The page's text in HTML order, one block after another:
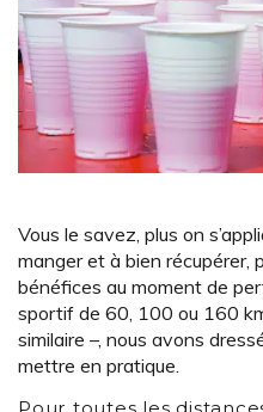
Vous le savez, plus on
manger et à bien récupérer,
bénéfices au moment de
sportif de 60, 100 ou 160
similaire –, nous avons
mettre en pratique.